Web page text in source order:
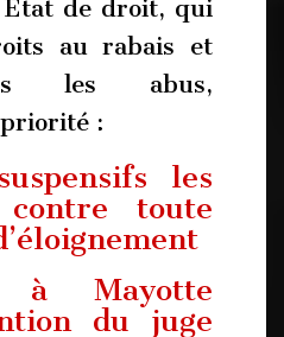
de droit, qui
au rabais et
les abus,
:
les
contre toute
à Mayotte
du juge